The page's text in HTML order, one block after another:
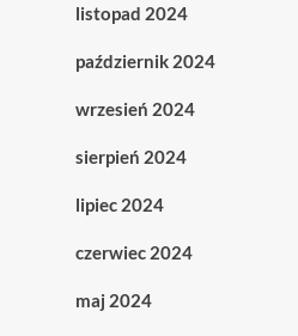
listopad 2024
październik 2024
wrzesień 2024
sierpień 2024
lipiec 2024
czerwiec 2024
maj 2024